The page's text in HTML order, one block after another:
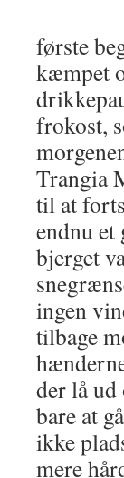
Vi
første
kæmpet
frokost,
Trangia
til at
endnu
bjerget
ingen
tilbage
der lå
bare at
ikke
mere